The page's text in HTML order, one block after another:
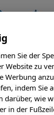
Sie der
zu
Werbung
indem Sie
wie
in der